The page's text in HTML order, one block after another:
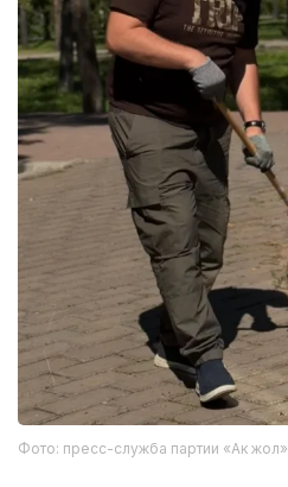
Фото: пресс-служба партии «Ак жол»